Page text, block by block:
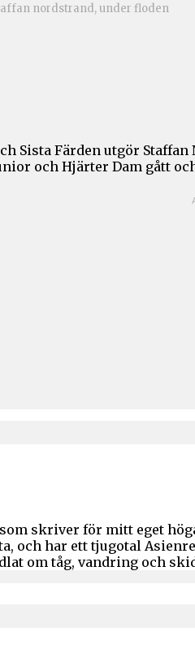
nordstrand, under floden
Sista Färden utgör
och Hjärter Dam gått
skriver för mitt eget
och har ett tjugotal
om tåg, vandring och